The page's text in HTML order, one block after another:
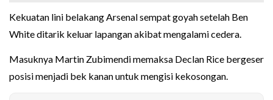
Kekuatan lini belakang Arsenal sempat goyah setelah Ben
White ditarik keluar lapangan akibat mengalami cedera.
Masuknya Martin Zubimendi memaksa Declan Rice bergeser
posisi menjadi bek kanan untuk mengisi kekosongan.